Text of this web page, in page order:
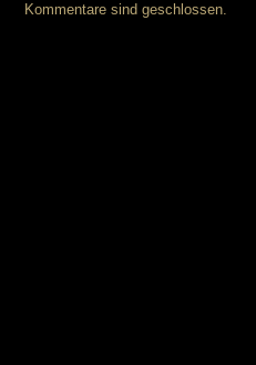
Kommentare sind geschlossen.